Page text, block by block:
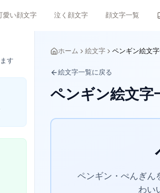
愛い顔文字 泣く顔文字 顔文字一覧
す
ホーム 絵文字 ペンギン絵文
絵文字一覧に戻る
ペンギン絵文字
ペンギン・ぺんぎん
わい